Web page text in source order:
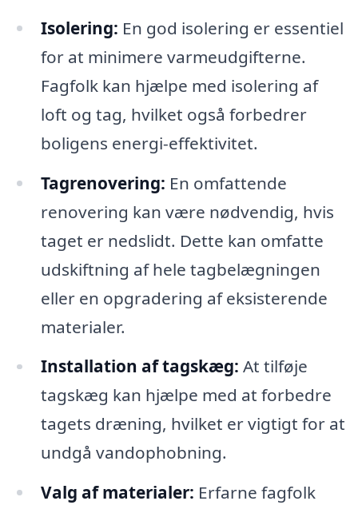
Isolering: En god isolering er essentiel
for at minimere varmeudgifterne.
Fagfolk kan hjælpe med isolering af
loft og tag, hvilket også forbedrer
boligens energi-effektivitet.
Tagrenovering: En omfattende
renovering kan være nødvendig, hvis
taget er nedslidt. Dette kan omfatte
udskiftning af hele tagbelægningen
eller en opgradering af eksisterende
materialer.
Installation af tagskæg: At tilføje
tagskæg kan hjælpe med at forbedre
tagets dræning, hvilket er vigtigt for at
undgå vandophobning.
Valg af materialer: Erfarne fagfolk